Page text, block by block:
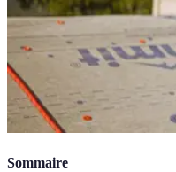
Sommaire